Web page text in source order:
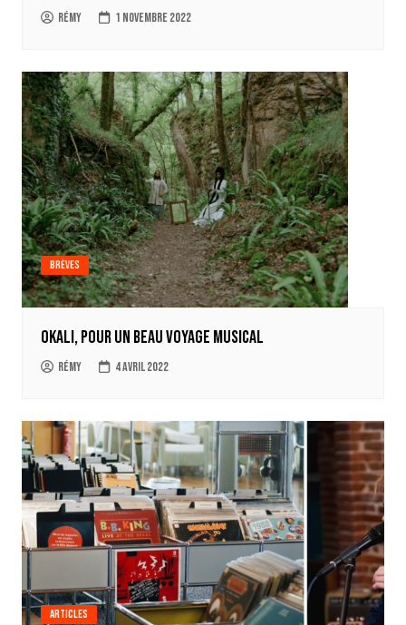
Rémy 1 novembre 2022
Brèves
OKALI, pour un beau voyage musical
Rémy 4 avril 2022
Articles